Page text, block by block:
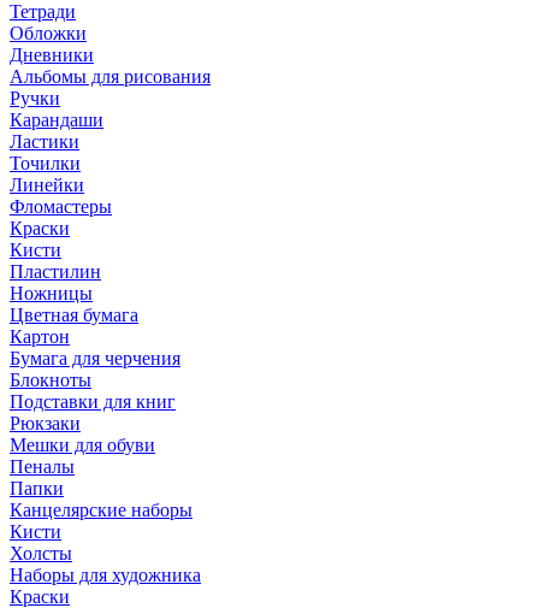
Тетради
Обложки
Дневники
Альбомы для рисования
Ручки
Карандаши
Ластики
Точилки
Линейки
Фломастеры
Краски
Кисти
Пластилин
Ножницы
Цветная бумага
Картон
Бумага для черчения
Блокноты
Подставки для книг
Рюкзаки
Мешки для обуви
Пеналы
Папки
Канцелярские наборы
Кисти
Холсты
Наборы для художника
Краски